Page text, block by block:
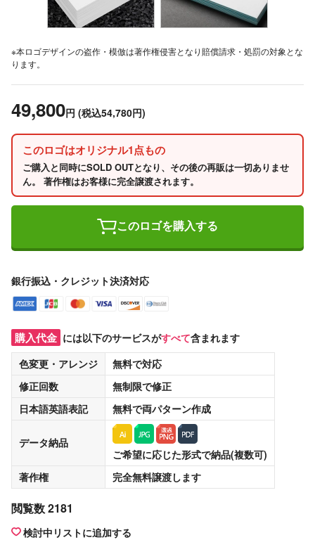
※本ロゴデザインの盗作・模倣は著作権侵害となり賠償請求・処罰の対象とな
ります。
49,800円 (税込54,780円)
このロゴはオリジナル1点もの
ご購入と同時にSOLD OUTとなり、その後の再販は一切ありませ
ん。 著作権はお客様に完全譲渡されます。
このロゴを購入する
銀行振込・クレジット決済対応
購入代金 には以下のサービスがすべて含まれます
色変更・アレンジ
無料で対応
修正回数
無制限で修正
日本語英語表記
無料で両パターン作成
データ納品
ご希望に応じた形式で納品(複数可)
著作権
完全無料譲渡します
閲覧数 2181
検討中リストに追加する